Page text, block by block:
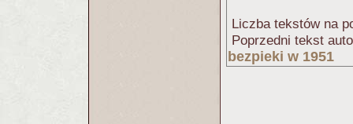
Liczba tekstów na
Poprzedni tekst
bezpieki w 1951